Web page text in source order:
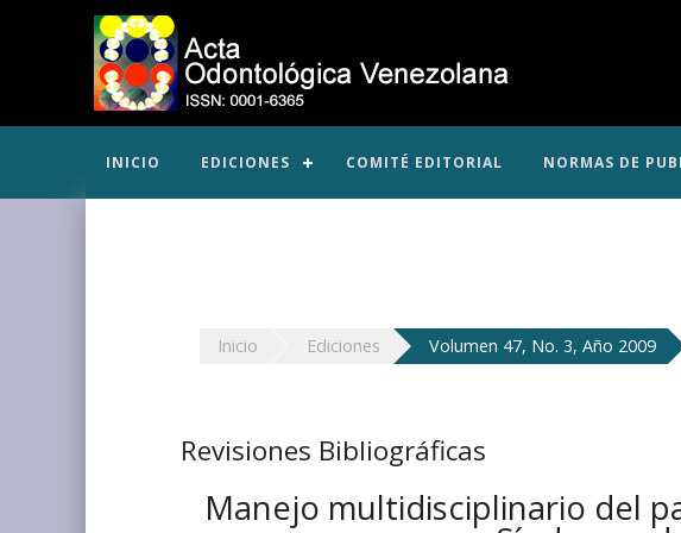
INICIO EDICIONES COMITÉ EDITORIAL NORMAS DE
Inicio Ediciones Volumen 47, No. 3, Año 2009
Revisiones Bibliográficas
Manejo multidisciplinario del